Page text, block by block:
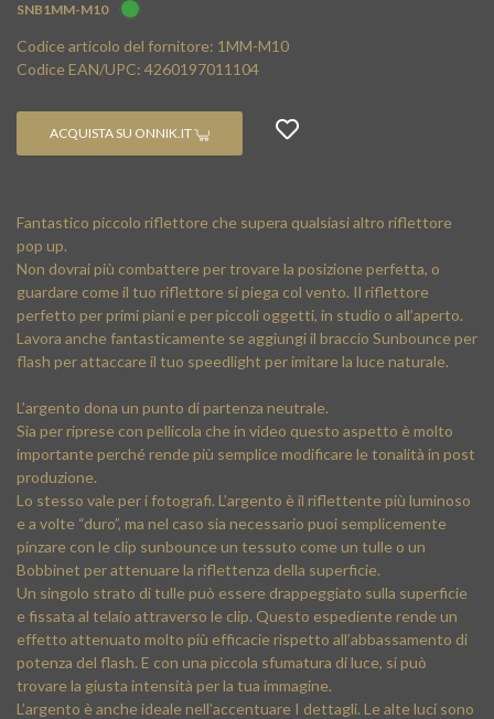
SNB1MM-M10
Codice articolo del fornitore: 1MM-M10
Codice EAN/UPC: 4260197011104
ACQUISTA SU ONNIK.IT
Fantastico piccolo riflettore che supera qualsiasi altro riflettore
pop up.
Non dovrai più combattere per trovare la posizione perfetta, o
guardare come il tuo riflettore si piega col vento. Il riflettore
perfetto per primi piani e per piccoli oggetti, in studio o all’aperto.
Lavora anche fantasticamente se aggiungi il braccio Sunbounce per
flash per attaccare il tuo speedlight per imitare la luce naturale.
L’argento dona un punto di partenza neutrale.
Sia per riprese con pellicola che in video questo aspetto è molto
importante perché rende più semplice modificare le tonalità in post
produzione.
Lo stesso vale per i fotografi. L’argento è il riflettente più luminoso
e a volte “duro”, ma nel caso sia necessario puoi semplicemente
pinzare con le clip sunbounce un tessuto come un tulle o un
Bobbinet per attenuare la riflettenza della superficie.
Un singolo strato di tulle può essere drappeggiato sulla superficie
e fissata al telaio attraverso le clip. Questo espediente rende un
effetto attenuato molto più efficacie rispetto all’abbassamento di
potenza del flash. E con una piccola sfumatura di luce, si può
trovare la giusta intensità per la tua immagine.
L’argento è anche ideale nell’accentuare I dettagli. Le alte luci sono